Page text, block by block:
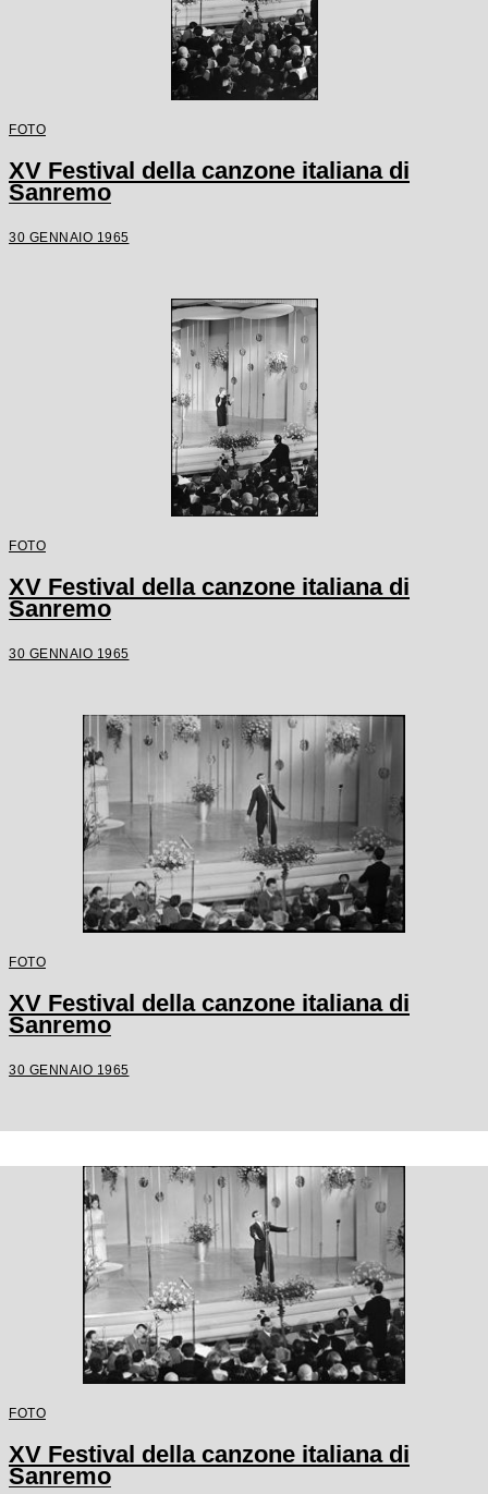
FOTO
XV Festival della canzone italiana di
Sanremo
30 GENNAIO 1965
FOTO
XV Festival della canzone italiana di
Sanremo
30 GENNAIO 1965
FOTO
XV Festival della canzone italiana di
Sanremo
30 GENNAIO 1965
FOTO
XV Festival della canzone italiana di
Sanremo